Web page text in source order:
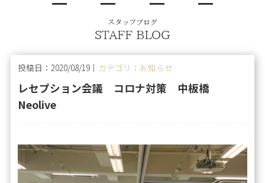
スタッフブログ
STAFF BLOG
投稿日：2020/08/19｜ カテゴリ：お知らせ
レセプション会議 コロナ対策 中板橋
Neolive